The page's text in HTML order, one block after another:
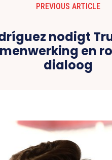
PREVIOUS ARTICLE
nodigt
en
dialoog